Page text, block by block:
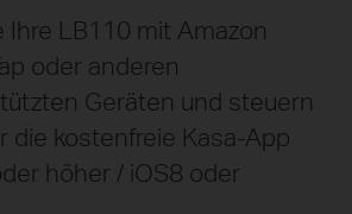
Ihre LB110 mit Amazon
oder anderen
Geräten und steuern
die kostenfreie Kasa-App
höher / iOS8 oder